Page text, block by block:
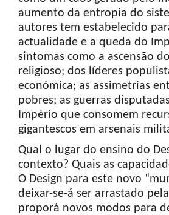
aumento da entropia do
autores tem estabelecido
actualidade e a queda do
sintomas como a ascensão
religioso; dos líderes
económica; as assimetrias
pobres; as guerras
Império que consomem
gigantescos em arsenais
Qual o lugar do ensino do
contexto? Quais as
O Design para este novo
deixar-se-á ser arrastado
proporá novos modos para